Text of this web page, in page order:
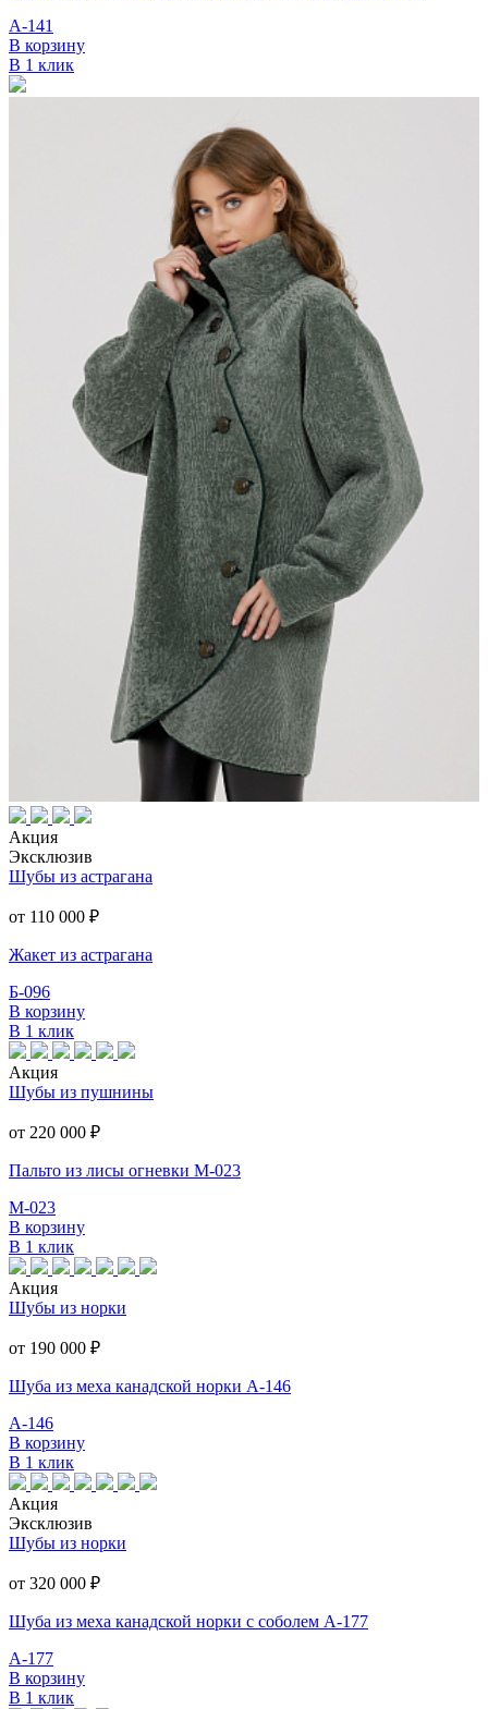
А-141
В корзину
В 1 клик
Акция
Эксклюзив
Шубы из астрагана
от 110 000 ₽
Жакет из астрагана
Б-096
В корзину
В 1 клик
Акция
Шубы из пушнины
от 220 000 ₽
Пальто из лисы огневки М-023
М-023
В корзину
В 1 клик
Акция
Шубы из норки
от 190 000 ₽
Шуба из меха канадской норки А-146
А-146
В корзину
В 1 клик
Акция
Эксклюзив
Шубы из норки
от 320 000 ₽
Шуба из меха канадской норки с соболем А-177
А-177
В корзину
В 1 клик